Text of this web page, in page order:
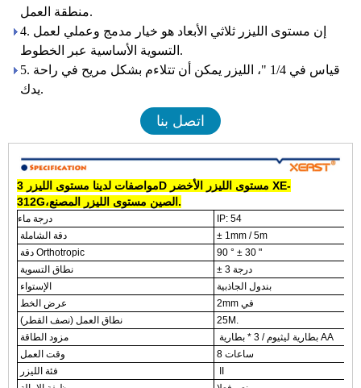
منطقة العمل.
4. إن مستوى الليزر ثلاثي الأبعاد هو خيار مدمج وعملي لعمل
التسوية الأساسية عبر الخطوط.
5. قياس في 1/4 "، الليزر يمكن أن تتلاءم بشكل مريح في راحة
يدك.
اتصل بنا
مواصفات لدينا مستوى الليزر 3D مستوى الليزر الأخضر XE-
312G،الصين مستوى الليزر المصنع .
درجة ماء
IP: 54
دقة الشاملة
± 1mm ​​/ 5m
دقة Orthotropic
90 ° ± 30 "
نطاق التسوية
± 3 درجة
الإستواء
بندول الجاذبية
عرض الخط
2mm في
نطاق العمل (نصف القطر)
25M.
مزود الطاقة
بطارية ليثيوم / 3 * بطارية AA
وقت العمل
8 ساعات
فئة الليزر